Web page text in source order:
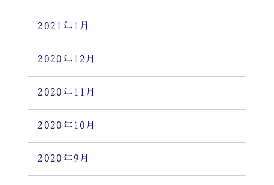
2021年1月
2020年12月
2020年11月
2020年10月
2020年9月